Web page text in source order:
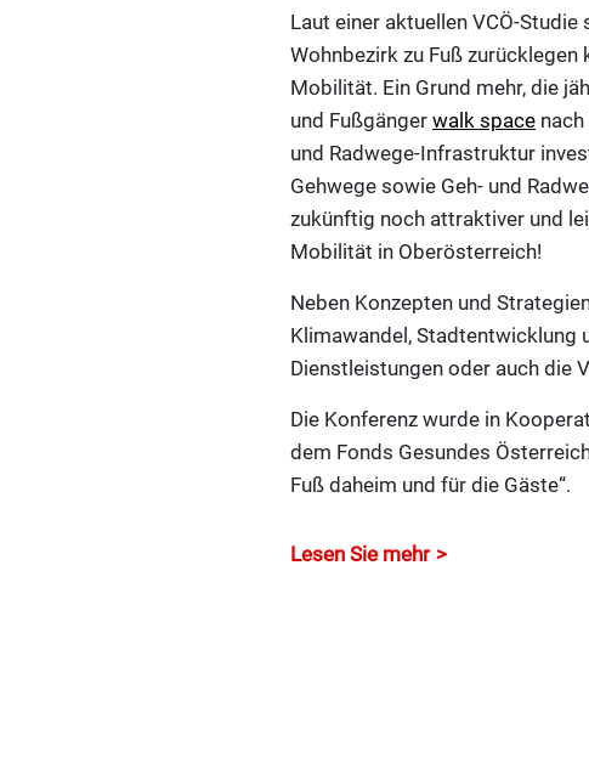
Laut einer aktuellen VCÖ-
Wohnbezirk zu Fuß
Mobilität. Ein Grund mehr, die
und Fußgänger walk space
und Radwege-Infrastruktur
Gehwege sowie Geh- und
zukünftig noch attraktiver und
Mobilität in Oberösterreich!
Neben Konzepten und
Klimawandel, Stadtentwicklung
Dienstleistungen oder auch die
Die Konferenz wurde in
dem Fonds Gesundes
Fuß daheim und für die Gäste“.
Lesen Sie mehr